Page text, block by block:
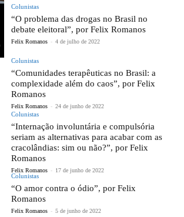
Colunistas
“O problema das drogas no Brasil no
debate eleitoral”, por Felix Romanos
Felix Romanos - 4 de julho de 2022
Colunistas
“Comunidades terapêuticas no Brasil: a
complexidade além do caos”, por Felix
Romanos
Felix Romanos - 24 de junho de 2022
Colunistas
“Internação involuntária e compulsória
seriam as alternativas para acabar com as
cracolândias: sim ou não?”, por Felix
Romanos
Felix Romanos - 17 de junho de 2022
Colunistas
“O amor contra o ódio”, por Felix
Romanos
Felix Romanos - 5 de junho de 2022